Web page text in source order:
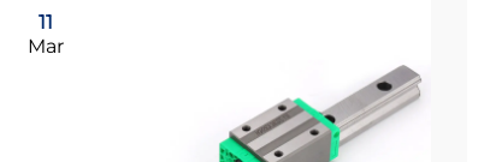
11
Mar